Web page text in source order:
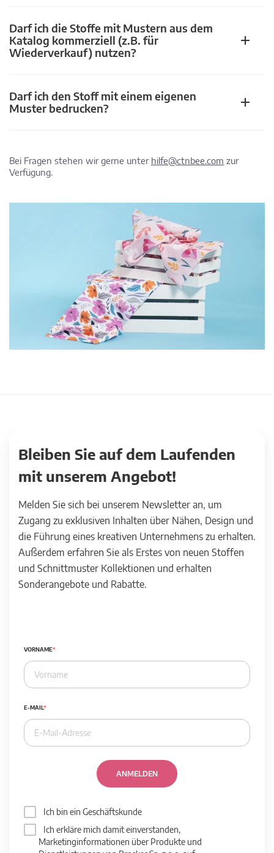
Darf ich die Stoffe mit Mustern aus dem
Katalog kommerziell (z.B. für
Wiederverkauf) nutzen?
Darf ich den Stoff mit einem eigenen
Muster bedrucken?
Bei Fragen stehen wir gerne unter hilfe@ctnbee.com zur
Verfügung.
Bleiben Sie auf dem Laufenden
mit unserem Angebot!
Melden Sie sich bei unserem Newsletter an, um
Zugang zu exklusiven Inhalten über Nähen, Design und
die Führung eines kreativen Unternehmens zu erhalten.
Außerdem erfahren Sie als Erstes von neuen Stoffen
und Schnittmuster Kollektionen und erhalten
Sonderangebote und Rabatte.
VORNAME
E-MAIL
ANMELDEN
Ich bin ein Geschäftskunde
Ich erkläre mich damit einverstanden,
Marketinginformationen über Produkte und